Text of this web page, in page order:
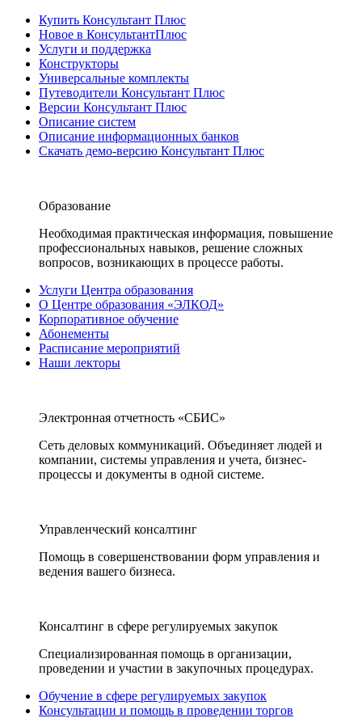
Купить Консультант Плюс
Новое в КонсультантПлюс
Услуги и поддержка
Конструкторы
Универсальные комплекты
Путеводители Консультант Плюс
Версии Консультант Плюс
Описание систем
Описание информационных банков
Скачать демо-версию Консультант Плюс
Образование
Необходимая практическая информация, повышение
профессиональных навыков, решение сложных
вопросов, возникающих в процессе работы.
Услуги Центра образования
О Центре образования «ЭЛКОД»
Корпоративное обучение
Абонементы
Расписание мероприятий
Наши лекторы
Электронная отчетность «СБИС»
Сеть деловых коммуникаций. Объединяет людей и
компании, системы управления и учета, бизнес-
процессы и документы в одной системе.
Управленческий консалтинг
Помощь в совершенствовании форм управления и
ведения вашего бизнеса.
Консалтинг в сфере регулируемых закупок
Специализированная помощь в организации,
проведении и участии в закупочных процедурах.
Обучение в сфере регулируемых закупок
Консультации и помощь в проведении торгов